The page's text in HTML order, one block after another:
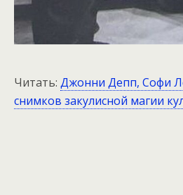
Читать: Джонни Депп, Софи
снимков закулисной магии